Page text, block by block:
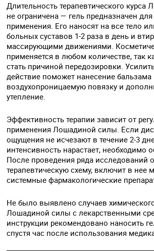
Длительность терапевтического
не ограничена — гель предназначен
применения. Его наносят на все тело
больных суставов 1-2 раза в день и
массирующими движениями.
применяется в любом количестве, так
стать причиной передозировки.
действие поможет нанесение бальзама
воздухопроницаемую повязку и
утепление.
Эффективность терапии зависит от
применения Лошадиной силы. Если
ощущения не исчезают в течение 2-3
интенсивность нарастает, необходимо
После проведения ряда исследований
терапевтическую схему, включит в нее
системные фармакологические
Не было выявлено случаев
Лошадиной силы с лекарственными
инструкции рекомендовано наносить
спустя час после использования